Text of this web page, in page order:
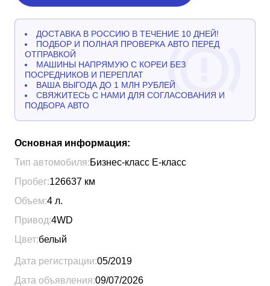
ДОСТАВКА В РОССИЮ В ТЕЧЕНИЕ 10 ДНЕЙ!
ПОДБОР И ПОЛНАЯ ПРОВЕРКА АВТО ПЕРЕД
ОТПРАВКОЙ
МАШИНЫ НАПРЯМУЮ С КОРЕИ БЕЗ
ПОСРЕДНИКОВ И ПЕРЕПЛАТ
ВАША ВЫГОДА ДО 1 МЛН РУБЛЕЙ
СВЯЖИТЕСЬ С НАМИ ДЛЯ СОГЛАСОВАНИЯ И
ПОДБОРА АВТО
Основная информация:
Тип автомобиля:Бизнес-класс Е-класс
Пробег:126637 км
Объем:4 л.
Привод:4WD
Цвет:белый
Дата регистрации:05/2019
Дата объявления:09/07/2026